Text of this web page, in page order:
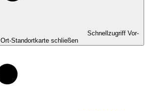
Schnellzugriff Vor-
Ort-Standortkarte schließen